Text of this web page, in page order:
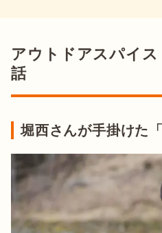
アウトドアスパイ
話
堀西さんが手掛けた